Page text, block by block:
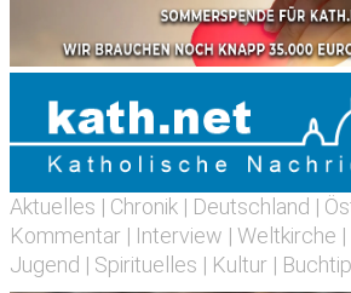
Aktuelles | Chronik | Deutschland |
Kommentar | Interview | Weltkirche |
Jugend | Spirituelles | Kultur |